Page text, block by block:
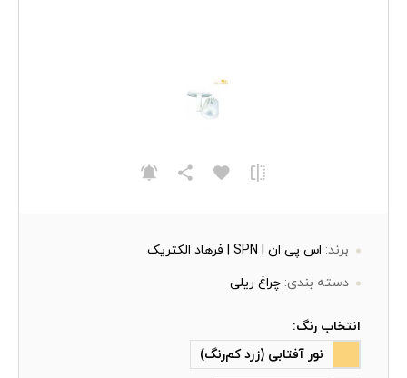
برند: اس پی ان | SPN | فرهاد الکتریک
دسته بندی: چراغ ریلی
انتخاب رنگ:
نور آفتابی (زرد کم‌رنگ)